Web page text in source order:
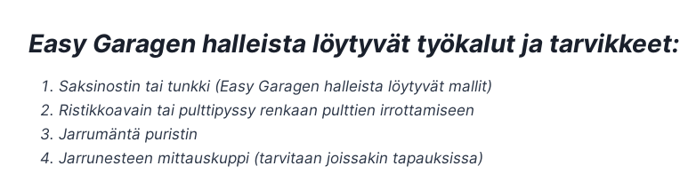
Easy Garagen halleista löytyvät työkalut ja tarvikkeet:
Saksinostin tai tunkki (Easy Garagen halleista löytyvät mallit)
Ristikkoavain tai pulttipyssy renkaan pulttien irrottamiseen
Jarrumäntä puristin
Jarrunesteen mittauskuppi (tarvitaan joissakin tapauksissa)